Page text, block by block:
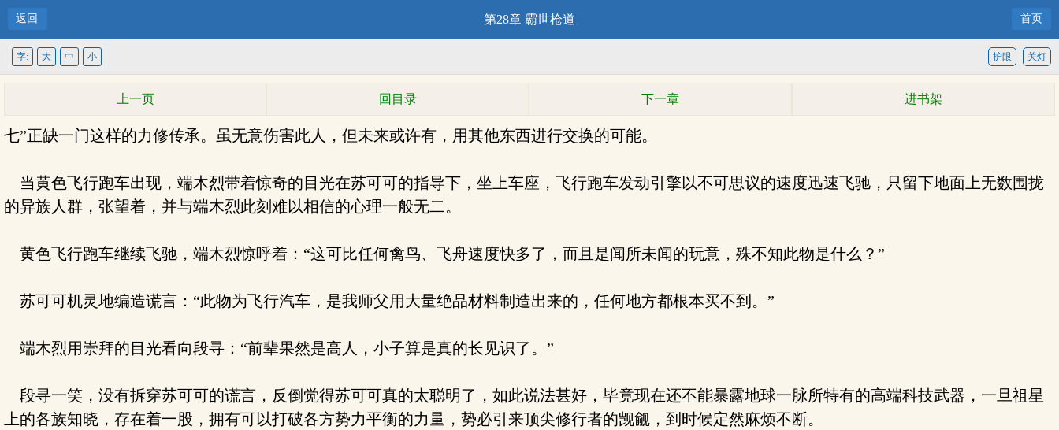
返回 第28章 霸世枪道 首页
关灯
护眼
字: 大 中 小
上一页 回目录 下一章 进书架
七”正缺一门这样的力修传承。虽无意伤害此人，但未来或许有，用其他东西进行交换的可能。
当黄色飞行跑车出现，端木烈带着惊奇的目光在苏可可的指导下，坐上车座，飞行跑车发动引擎以不可思议的速度迅速飞驰，只留下地面上无数围拢
的异族人群，张望着，并与端木烈此刻难以相信的心理一般无二。
黄色飞行跑车继续飞驰，端木烈惊呼着：“这可比任何禽鸟、飞舟速度快多了，而且是闻所未闻的玩意，殊不知此物是什么？”
苏可可机灵地编造谎言：“此物为飞行汽车，是我师父用大量绝品材料制造出来的，任何地方都根本买不到。”
端木烈用崇拜的目光看向段寻：“前辈果然是高人，小子算是真的长见识了。”
段寻一笑，没有拆穿苏可可的谎言，反倒觉得苏可可真的太聪明了，如此说法甚好，毕竟现在还不能暴露地球一脉所特有的高端科技武器，一旦祖星
上的各族知晓，存在着一股，拥有可以打破各方势力平衡的力量，势必引来顶尖修行者的觊觎，到时候定然麻烦不断。